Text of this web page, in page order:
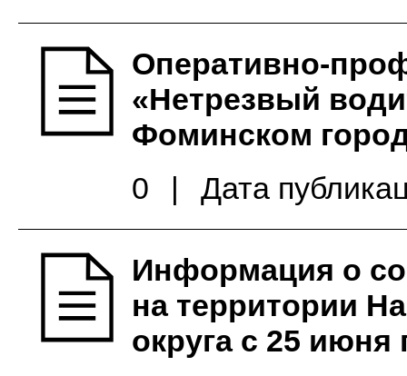
Оперативно-
«Нетрезвый
Фоминском
0
| Дата
Информация о
на территории
округа c 25 июня